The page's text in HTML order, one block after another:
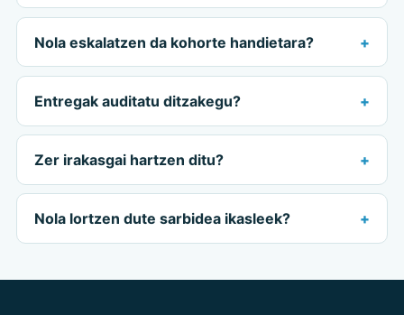
Nola eskalatzen da kohorte handietara?
Entregak auditatu ditzakegu?
Zer irakasgai hartzen ditu?
Nola lortzen dute sarbidea ikasleek?